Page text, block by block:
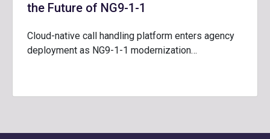
the Future of NG9-1-1
Cloud-native call handling platform enters agency
deployment as NG9-1-1 modernization…